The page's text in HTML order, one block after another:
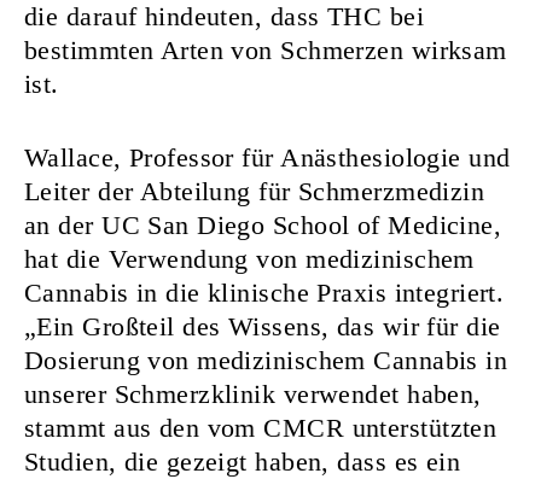
die darauf hindeuten, dass THC bei
bestimmten Arten von Schmerzen wirksam
ist.
Wallace, Professor für Anästhesiologie und
Leiter der Abteilung für Schmerzmedizin
an der UC San Diego School of Medicine,
hat die Verwendung von medizinischem
Cannabis in die klinische Praxis integriert.
„Ein Großteil des Wissens, das wir für die
Dosierung von medizinischem Cannabis in
unserer Schmerzklinik verwendet haben,
stammt aus den vom CMCR unterstützten
Studien, die gezeigt haben, dass es ein